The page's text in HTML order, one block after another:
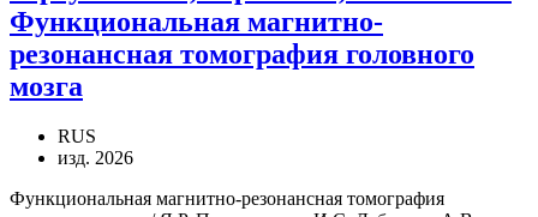
Функциональная магнитно-
резонансная томография головного
мозга
RUS
изд. 2026
Функциональная магнитно-резонансная томография